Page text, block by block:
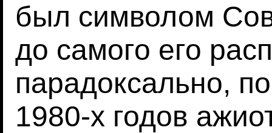
был символом
до самого его
парадоксально,
1980-х годов